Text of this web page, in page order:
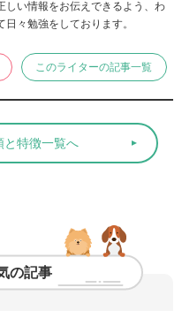
しい情報をお伝えできるよう、わ
日々勉強をしております。
このライターの記事一覧
と特徴一覧へ
の記事